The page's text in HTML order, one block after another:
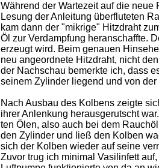
Während der Wartezeit auf die
Lesung der Anleitung überfluteten
kam dann der "mikrige" Hitzdraht
Öl zur Verdampfung heranschaffte.
erzeugt wird. Beim genauen
neu angeordnete Hitzdraht, nicht
der Nachschau bemerkte ich, dass
seinem Zylinder liegend und von
Nach Ausbau des Kolbens zeigte
ihrer Anlenkung herausgerutscht
ten Ölen, also auch bei dem
den Zylinder und ließ den Kolben
sich der Kolben wieder auf seine
Zuvor trug ich minimal Vasilinfett